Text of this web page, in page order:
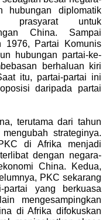
hubungan diplomatik
prasyarat untuk
China. Sampai
1976, Partai Komunis
hubungan partai-ke-
berhaluan kiri
itu, partai-partai ini
daripada partai
terutama dari tahun
strateginya.
di Afrika menjadi
dengan negara-
China. Kedua,
PKC sekarang
yang berkuasa
mengesampingkan
di Afrika difokuskan